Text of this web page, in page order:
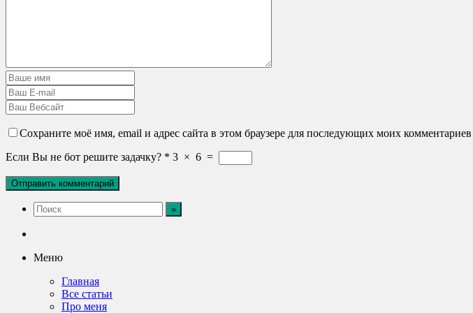
Сохраните моё имя, email и адрес сайта в этом браузере для последующих моих комментариев
Если Вы не бот решите задачку? * 3 × 6 =
Меню
Главная
Все статьи
Про меня